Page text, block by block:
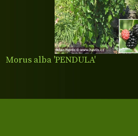
Morus alba 'PENDULA'